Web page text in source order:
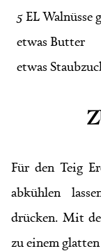
5 EL Walnüsse
etwas Butter
etwas
Für den Teig
abkühlen
drücken. Mit
zu einem